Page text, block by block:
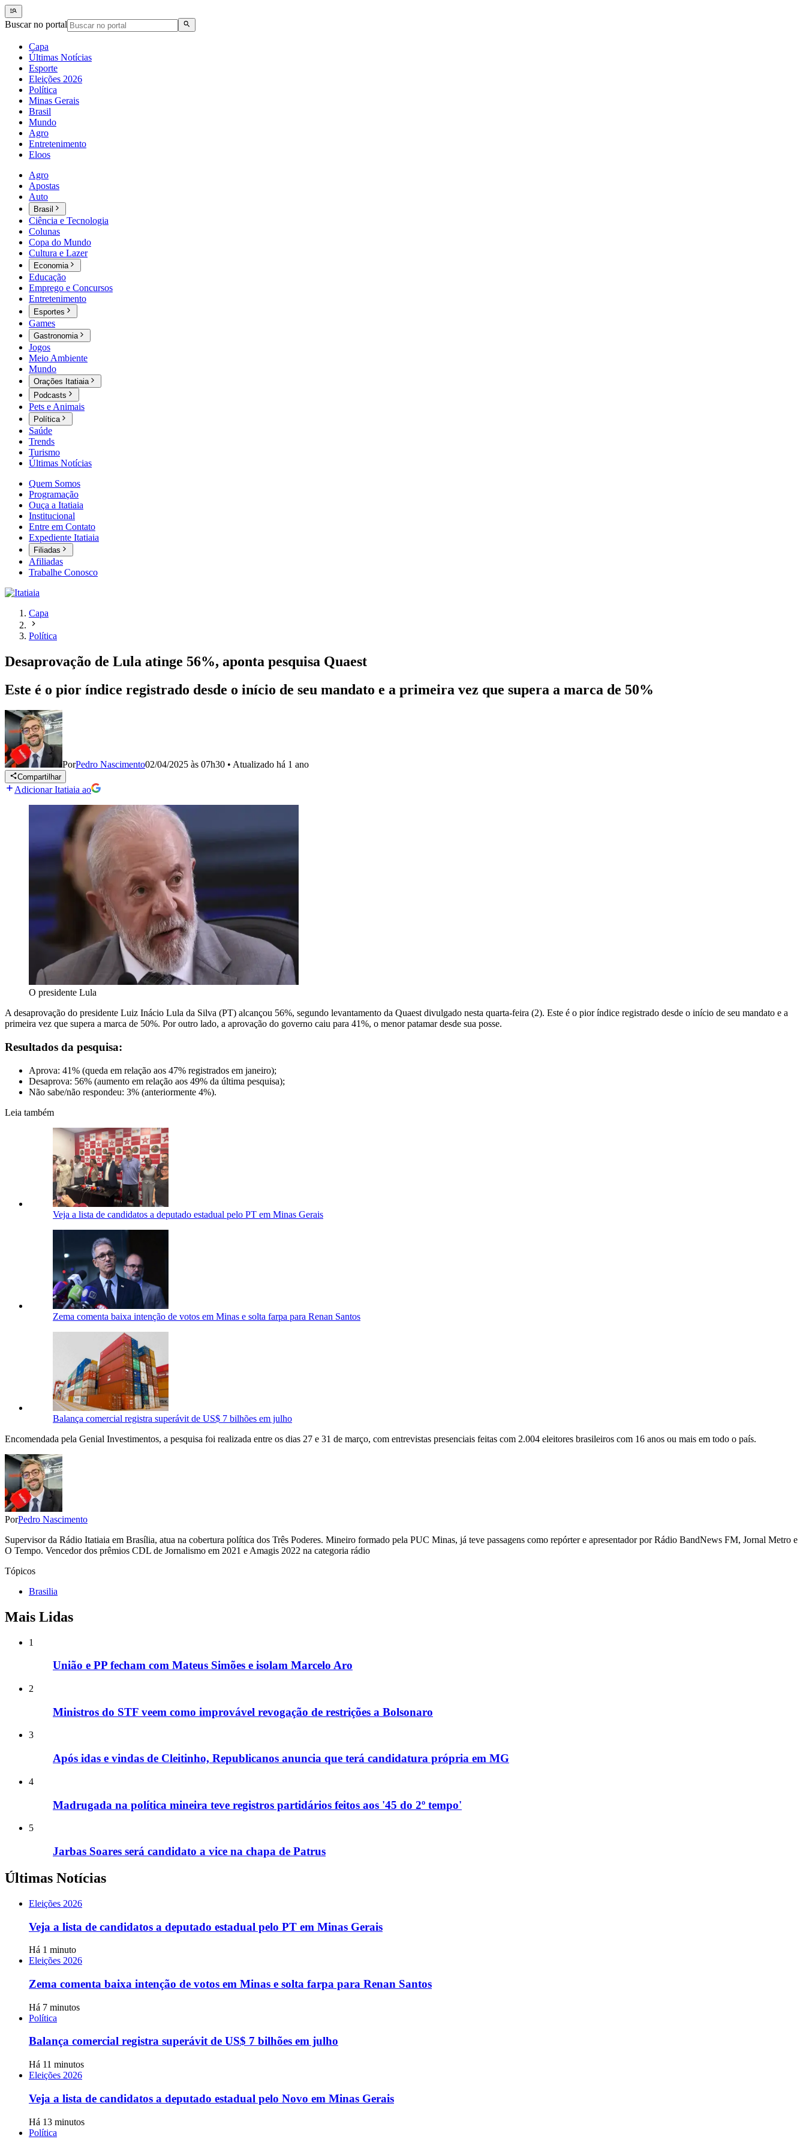
Buscar no portal
Capa
Últimas Notícias
Esporte
Eleições 2026
Política
Minas Gerais
Brasil
Mundo
Agro
Entretenimento
Eloos
Agro
Apostas
Auto
Brasil
Ciência e Tecnologia
Colunas
Copa do Mundo
Cultura e Lazer
Economia
Educação
Emprego e Concursos
Entretenimento
Esportes
Games
Gastronomia
Jogos
Meio Ambiente
Mundo
Orações Itatiaia
Podcasts
Pets e Animais
Política
Saúde
Trends
Turismo
Últimas Notícias
Quem Somos
Programação
Ouça a Itatiaia
Institucional
Entre em Contato
Expediente Itatiaia
Filiadas
Afiliadas
Trabalhe Conosco
Capa
Política
Desaprovação de Lula atinge 56%, aponta pesquisa Quaest
Este é o pior índice registrado desde o início de seu mandato e a primeira vez que supera a marca de 50%
PorPedro Nascimento02/04/2025 às 07h30 • Atualizado há 1 ano
Compartilhar
Adicionar Itatiaia ao
O presidente Lula
A desaprovação do presidente Luiz Inácio Lula da Silva (PT) alcançou 56%, segundo levantamento da Quaest divulgado nesta quarta-feira (2). Este é o pior índice registrado desde o início de seu mandato e a
primeira vez que supera a marca de 50%. Por outro lado, a aprovação do governo caiu para 41%, o menor patamar desde sua posse.
Resultados da pesquisa:
Aprova: 41% (queda em relação aos 47% registrados em janeiro);
Desaprova: 56% (aumento em relação aos 49% da última pesquisa);
Não sabe/não respondeu: 3% (anteriormente 4%).
Leia também
Veja a lista de candidatos a deputado estadual pelo PT em Minas Gerais
Zema comenta baixa intenção de votos em Minas e solta farpa para Renan Santos
Balança comercial registra superávit de US$ 7 bilhões em julho
Encomendada pela Genial Investimentos, a pesquisa foi realizada entre os dias 27 e 31 de março, com entrevistas presenciais feitas com 2.004 eleitores brasileiros com 16 anos ou mais em todo o país.
PorPedro Nascimento
Supervisor da Rádio Itatiaia em Brasília, atua na cobertura política dos Três Poderes. Mineiro formado pela PUC Minas, já teve passagens como repórter e apresentador por Rádio BandNews FM, Jornal Metro e
O Tempo. Vencedor dos prêmios CDL de Jornalismo em 2021 e Amagis 2022 na categoria rádio
Tópicos
Brasilia
Mais Lidas
1
União e PP fecham com Mateus Simões e isolam Marcelo Aro
2
Ministros do STF veem como improvável revogação de restrições a Bolsonaro
3
Após idas e vindas de Cleitinho, Republicanos anuncia que terá candidatura própria em MG
4
Madrugada na política mineira teve registros partidários feitos aos '45 do 2º tempo'
5
Jarbas Soares será candidato a vice na chapa de Patrus
Últimas Notícias
Eleições 2026
Veja a lista de candidatos a deputado estadual pelo PT em Minas Gerais
Há 1 minuto
Eleições 2026
Zema comenta baixa intenção de votos em Minas e solta farpa para Renan Santos
Há 7 minutos
Política
Balança comercial registra superávit de US$ 7 bilhões em julho
Há 11 minutos
Eleições 2026
Veja a lista de candidatos a deputado estadual pelo Novo em Minas Gerais
Há 13 minutos
Política